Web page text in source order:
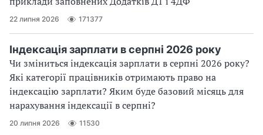
22 липня 2026 171377
Індексація зарплати в серпні 2026 року
Чи зміниться індексація зарплати в серпні 2026 року?
Які категорії працівників отримають право на
індексацію зарплати? Яким буде базовий місяць для
нарахування індексації в серпні?
20 липня 2026 11530